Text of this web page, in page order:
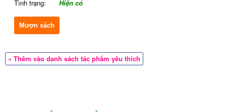
Tình trạng:
Hiện có
Mượn sách
» Thêm vào danh sách tác phẩm yêu thích